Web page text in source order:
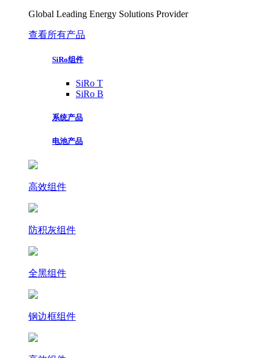
Global Leading Energy Solutions Provider
查看所有产品
SiRo组件
SiRo T
SiRo B
系统产品
电池产品
高效组件
防积灰组件
全黑组件
钢边框组件